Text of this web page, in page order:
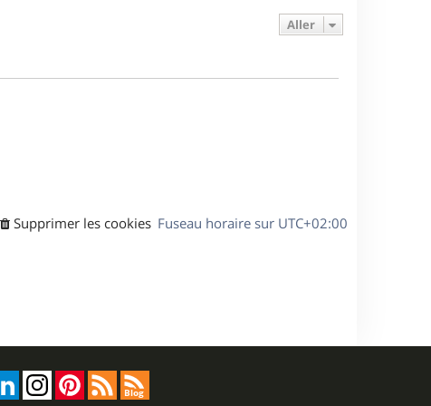
g
s
Aller
Fuseau horaire sur UTC+02:00
Supprimer les cookies